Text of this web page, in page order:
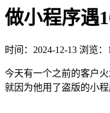
做小程序遇
时间：2024-12-13 浏览：
今天有一个之前的客户
就因为他用了盗版的小